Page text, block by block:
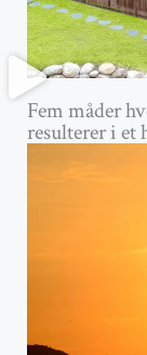
Fem måder
resulterer i et